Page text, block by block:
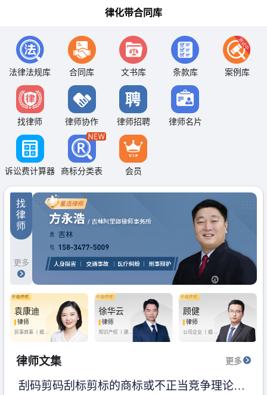
律化带合同库
法律法规库 合同库 文书库 条款库 案例库
找律师 律师协作 律师招聘 律师名片
诉讼费计算器 商标分类表 会员
找
律
师
更多
袁康迪
律师
民事商事 丨 婚姻
徐华云
律师
知识产权 丨 建设
顾健
律师
公司企业 丨婚姻
房产纠纷
律师文集 更多
刮码剪码刮标剪标的商标或不正当竞争理论与